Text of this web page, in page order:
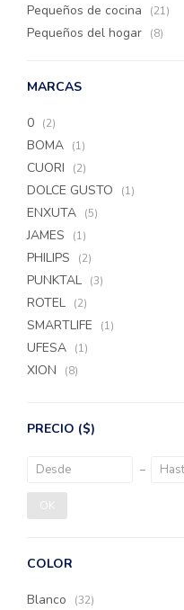
Pequeños de cocina (21)
Pequeños del hogar (8)
MARCAS
0 (2)
BOMA (1)
CUORI (2)
DOLCE GUSTO (1)
ENXUTA (5)
JAMES (1)
PHILIPS (2)
PUNKTAL (3)
ROTEL (2)
SMARTLIFE (1)
UFESA (1)
XION (8)
PRECIO ($)
OK
COLOR
Blanco (32)